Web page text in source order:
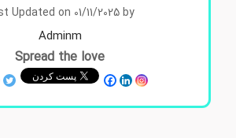
Last Updated on 01/11/2025 by
Adminm
Spread the love